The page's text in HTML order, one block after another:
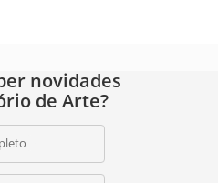
novidades
de Arte?